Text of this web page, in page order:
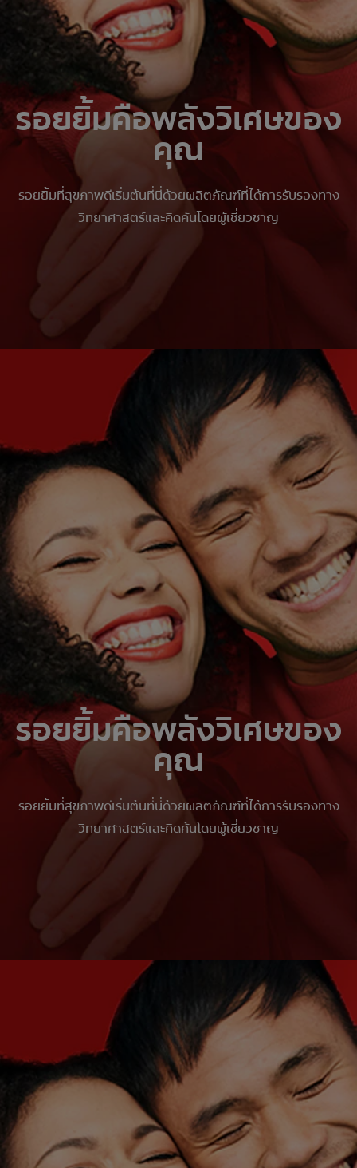
รอยยิ้มคือพลังวิเศษของ
คุณ
รอยยิ้มที่สุขภาพดีเริ่มต้นที่นี่ด้วยผลิตภัณฑ์ที่ได้การรับรองทาง
วิทยาศาสตร์และคิดค้นโดยผู้เชี่ยวชาญ
รอยยิ้มคือพลังวิเศษของ
คุณ
รอยยิ้มที่สุขภาพดีเริ่มต้นที่นี่ด้วยผลิตภัณฑ์ที่ได้การรับรองทาง
วิทยาศาสตร์และคิดค้นโดยผู้เชี่ยวชาญ